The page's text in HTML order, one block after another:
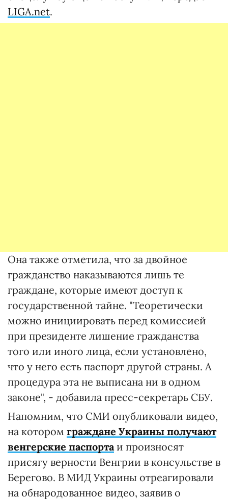
LIGA.net.
Она также отметила, что за двойное
гражданство наказываются лишь те
граждане, которые имеют доступ к
государственной тайне. "Теоретически
можно инициировать перед комиссией
при президенте лишение гражданства
того или иного лица, если установлено,
что у него есть паспорт другой страны. А
процедура эта не выписана ни в одном
законе", - добавила пресс-секретарь СБУ.
Напомним, что СМИ опубликовали видео,
на котором граждане Украины получают
венгерские паспортаи произносят
присягу верности Венгрии в консульстве в
Берегово. В МИД Украины отреагировали
на обнародованное видео, заявив о